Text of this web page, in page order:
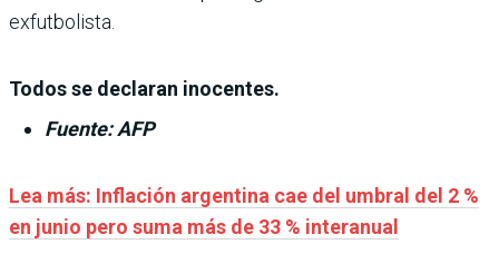
exfutbolista.
Todos se declaran inocentes.
Fuente: AFP
Lea más: Inflación argentina cae del umbral del 2 %
en junio pero suma más de 33 % interanual